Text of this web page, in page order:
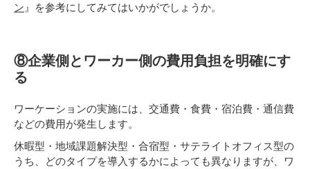
ン 』を参考にしてみてはいかがでしょうか。
⑧企業側とワーカー側の費用負担を明確にす
る
ワーケーションの実施には、交通費・食費・宿泊費・通信費
などの費用が発生します。
休暇型・地域課題解決型・合宿型・サテライトオフィス型の
うち、どのタイプを導入するかによっても異なりますが、ワ